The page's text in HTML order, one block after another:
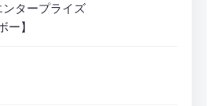
タープライズ
ー】